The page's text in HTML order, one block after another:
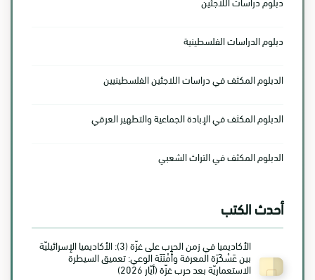
دبلوم الدراسات الفلسطينية
الدبلوم المكثف في دراسات اللاجئين الفلسطينيين
الدبلوم المكثف في الإبادة الجماعية والتطهير العرقي
الدبلوم المكثف في التراث الشعبي
أحدث الكتب
الأكاديميا في زمن الحرب على غزّة (3): الأكاديميا الإسرائيليّة
بين عَسْكَرَة المعرفة وأَمْنَنَة الوعي: تعميق السيطرة
الاستعماريّة بعد حرب غزّة (أيّار 2026)